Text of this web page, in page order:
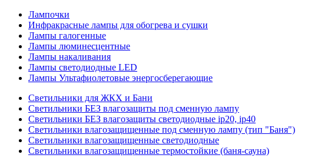
Лампочки
Инфракрасные лампы для обогрева и сушки
Лампы галогенные
Лампы люминесцентные
Лампы накаливания
Лампы светодиодные LED
Лампы Ультафиолетовые энергосберегающие
Светильники для ЖКХ и Бани
Светильники БЕЗ влагозащиты под сменную лампу
Светильники БЕЗ влагозащиты светодиодные ip20, ip40
Светильники влагозащищенные под сменную лампу (тип "Баня")
Светильники влагозащищенные светодиодные
Светильники влагозащищенные термостойкие (баня-сауна)